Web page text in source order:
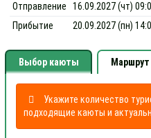
Отправление
16.09.2027 (чт)
Прибытие
20.09.2027 (пн)
Выбор каюты Маршрут
Укажите количество
подходящие каюты и